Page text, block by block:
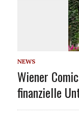
NEWS
Wiener
finanzielle